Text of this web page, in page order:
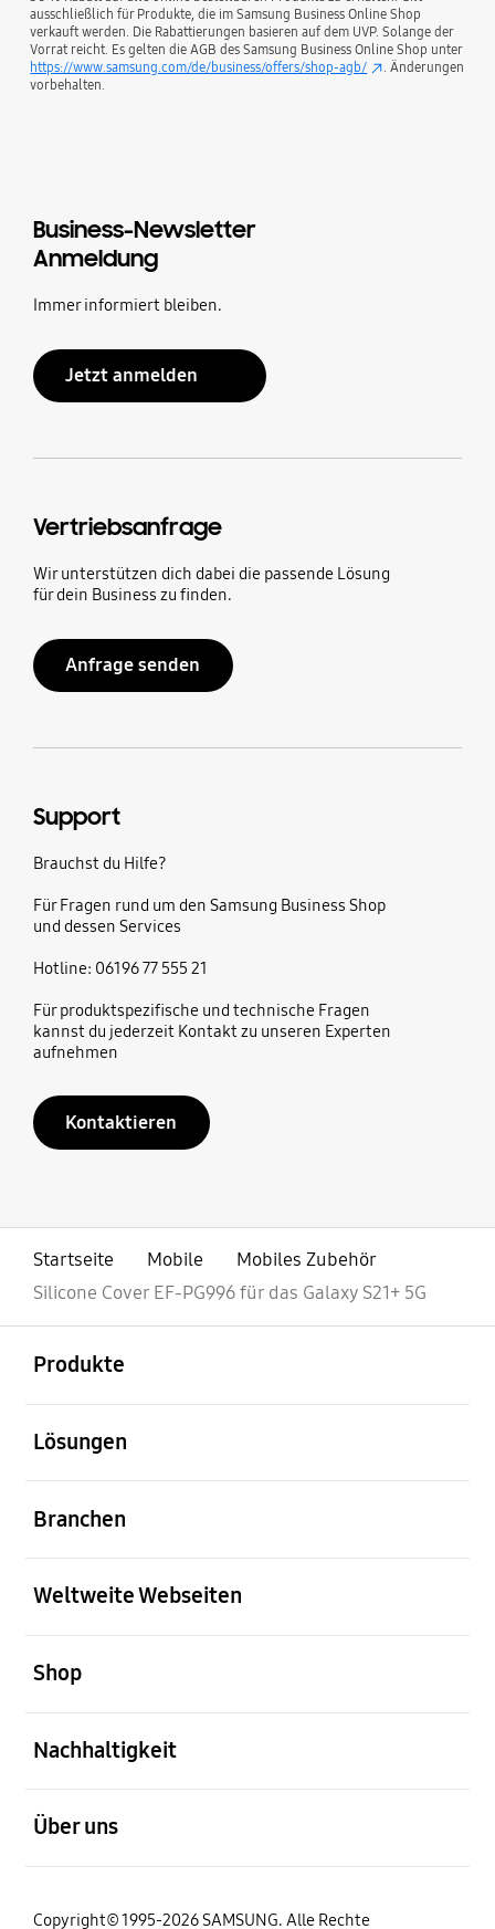
ausschließlich für Produkte, die im Samsung Business Online Shop
verkauft werden. Die Rabattierungen basieren auf dem UVP. Solange der
Vorrat reicht. Es gelten die AGB des Samsung Business Online Shop unter
https://www.samsung.com/de/business/offers/shop-agb/
. Änderungen
vorbehalten.
Business-Newsletter
Anmeldung
Immer informiert bleiben.
Jetzt anmelden
Vertriebsanfrage
Wir unterstützen dich dabei die passende Lösung
für dein Business zu finden.
Anfrage senden
Support
Brauchst du Hilfe?
Für Fragen rund um den Samsung Business Shop
und dessen Services
Hotline: 06196 77 555 21
Für produktspezifische und technische Fragen
kannst du jederzeit Kontakt zu unseren Experten
aufnehmen
Kontaktieren
Startseite Mobile
Mobiles Zubehör
Silicone Cover EF-PG996 für das Galaxy S21+ 5G
Produkte
Lösungen
Branchen
Weltweite Webseiten
Shop
Nachhaltigkeit
Über uns
Copyright© 1995-2026 SAMSUNG. Alle Rechte